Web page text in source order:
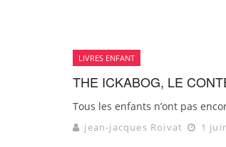
LIVRES ENFANT
THE ICKABOG, LE
Tous les enfants n’ont pas
jean-jacques Roivat 1